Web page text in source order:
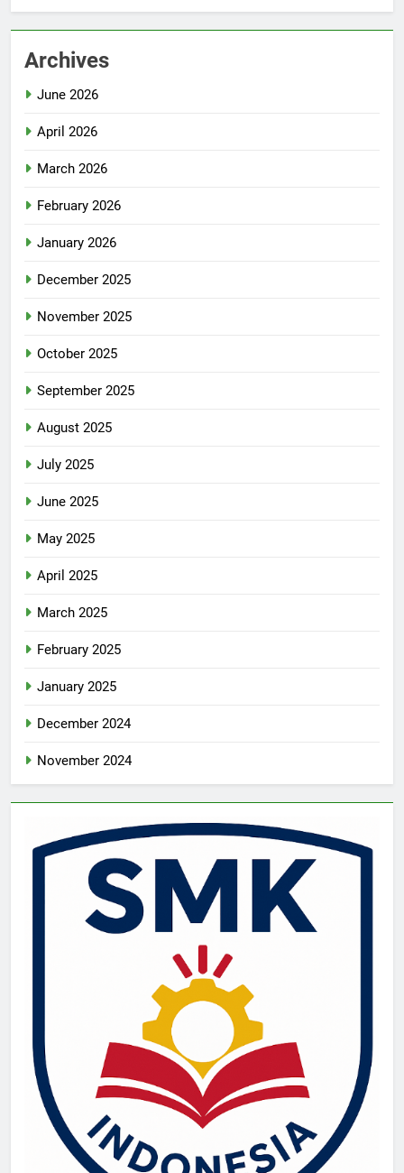
Archives
June 2026
April 2026
March 2026
February 2026
January 2026
December 2025
November 2025
October 2025
September 2025
August 2025
July 2025
June 2025
May 2025
April 2025
March 2025
February 2025
January 2025
December 2024
November 2024